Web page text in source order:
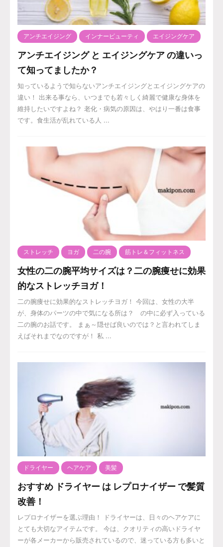
アンチエイジング インナービューティ エイジングケア
アンチエイジング と エイジングケア の違いっ
て知ってましたか？
知っているようで知らないアンチエイジングとエイジングケアの
違い！ 出来る事なら、いつまでも若々しく綺麗で健康な身体を
維持したいですよね？ 老化・病気の原因は、やはり一番は食事
です。食生活が乱れている人 ...
ストレッチ ヨガ 二の腕 筋トレ＆フィットネス
女性の二の腕平均サイズは？二の腕痩せに効果
的なストレッチヨガ！
二の腕痩せに効果的なストレッチヨガ！ 今回は、女性の大半
が、身体のパーツの中で気になる所は？ の中に必ず入っている
二の腕のお話です。 まぁ～隠せば良いのでは？と言われてしま
えばそれまでなのですが！ 私 ...
ドライヤー ヘアケア 美髪
おすすめ ドライヤー は レプロナイザー で髪質
改善！
レプロナイザーを選ぶ理由！ ドライヤーは、日々のヘアケアに
とても大切なアイテムです。 今は、クオリティの高いドライヤ
ーが各メーカーから販売されているので、迷っている方も多いと